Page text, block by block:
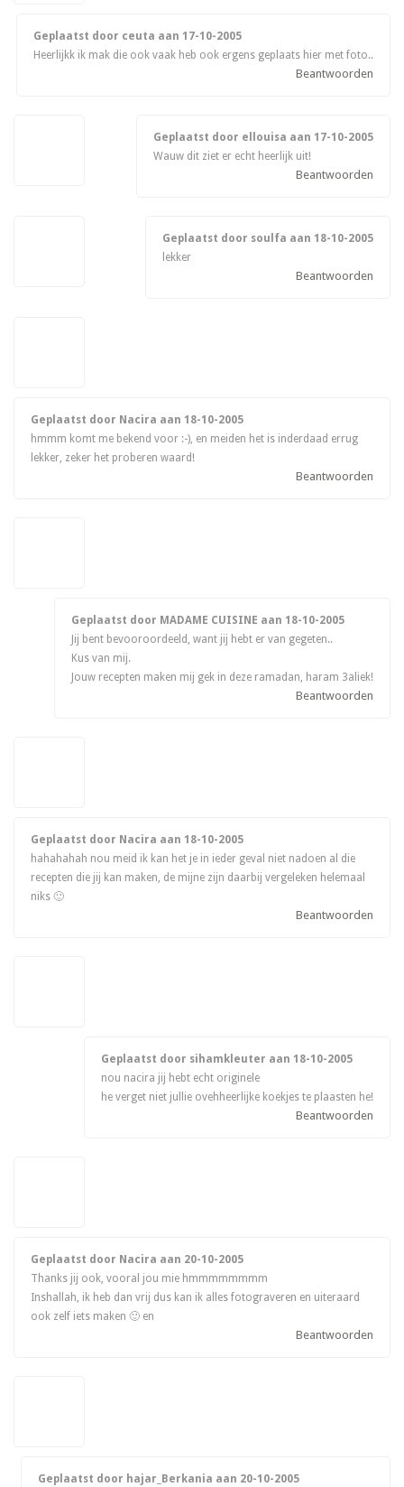
Geplaatst door ceuta aan 17-10-2005
Heerlijkk ik mak die ook vaak heb ook ergens geplaats hier met foto..
Beantwoorden
Geplaatst door ellouisa aan 17-10-2005
Wauw dit ziet er echt heerlijk uit!
Beantwoorden
Geplaatst door soulfa aan 18-10-2005
lekker
Beantwoorden
Geplaatst door Nacira aan18-10-2005
hmmm komt me bekend voor :-), en meiden het is inderdaad errug
lekker, zeker het proberen waard!
Beantwoorden
Geplaatst door MADAME CUISINE aan 18-10-2005
Jij bent bevooroordeeld, want jij hebt er van gegeten..
Kus van mij.
Jouw recepten maken mij gek in deze ramadan, haram 3aliek!
Beantwoorden
Geplaatst door Nacira aan18-10-2005
hahahahah nou meid ik kan het je in ieder geval niet nadoen al die
recepten die jij kan maken, de mijne zijn daarbij vergeleken helemaal
niks 🙂
Beantwoorden
Geplaatst door sihamkleuter aan 18-10-2005
nou nacira jij hebt echt originele
he verget niet jullie ovehheerlijke koekjes te plaasten he!
Beantwoorden
Geplaatst door Nacira aan 20-10-2005
Thanks jij ook, vooral jou mie hmmmmmmmm
Inshallah, ik heb dan vrij dus kan ik alles fotograveren en uiteraard
ook zelf iets maken 🙂 en
Beantwoorden
Geplaatst door hajar_Berkania aan 20-10-2005